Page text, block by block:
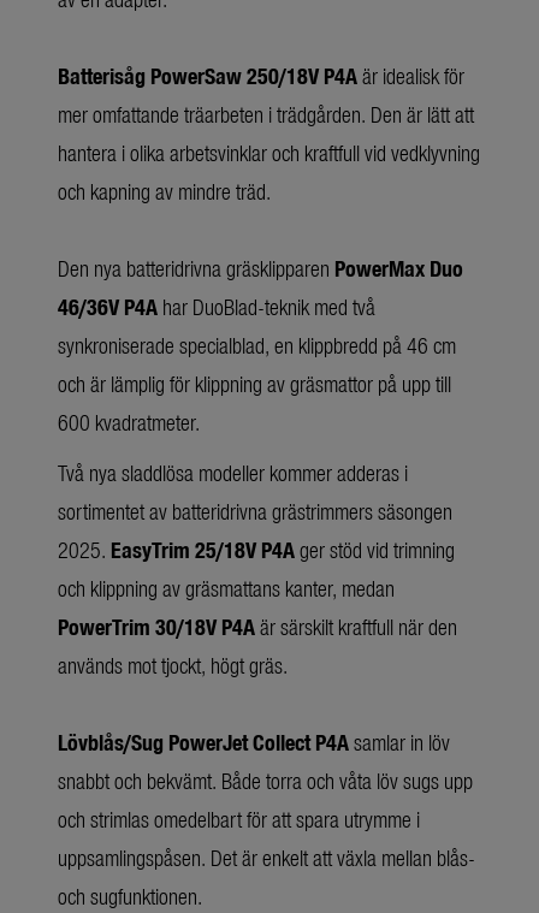
Batterisåg PowerSaw 250/18V P4Aär idealisk för
mer omfattande träarbeten i trädgården. Den är lätt att
hantera i olika arbetsvinklar och kraftfull vid vedklyvning
och kapning av mindre träd.
Den nya batteridrivna gräsklipparen PowerMax Duo
46/36V P4A har DuoBlad-teknik med två
synkroniserade specialblad, en klippbredd på 46 cm
och är lämplig för klippning av gräsmattor på upp till
600 kvadratmeter.
Två nya sladdlösa modeller kommer adderas i
sortimentet av batteridrivna grästrimmers säsongen
2025. EasyTrim 25/18V P4Ager stöd vid trimning
och klippning av gräsmattans kanter, medan
PowerTrim 30/18V P4Aär särskilt kraftfull när den
används mot tjockt, högt gräs.
Lövblås/Sug PowerJet Collect P4Asamlar in löv
snabbt och bekvämt. Både torra och våta löv sugs upp
och strimlas omedelbart för att spara utrymme i
uppsamlingspåsen. Det är enkelt att växla mellan blås-
och sugfunktionen.